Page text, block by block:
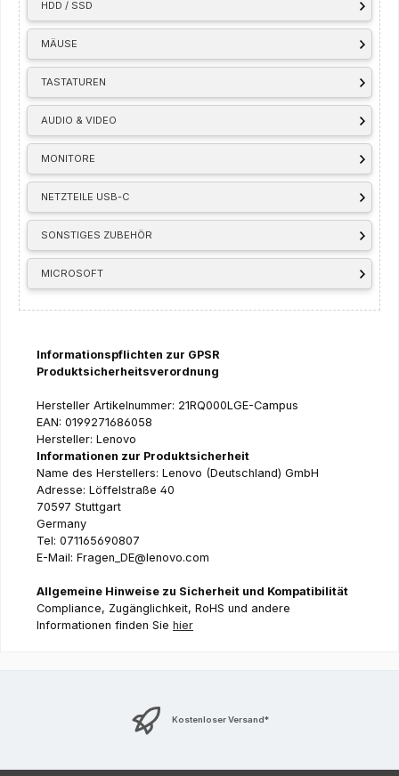
HDD / SSD
MÄUSE
TASTATUREN
AUDIO & VIDEO
MONITORE
NETZTEILE USB-C
SONSTIGES ZUBEHÖR
MICROSOFT
Informationspflichten zur GPSR
Produktsicherheitsverordnung
Hersteller Artikelnummer: 21RQ000LGE-Campus
EAN: 0199271686058
Hersteller: Lenovo
Informationen zur Produktsicherheit
Name des Herstellers: Lenovo (Deutschland) GmbH
Adresse: Löffelstraße 40
70597 Stuttgart
Germany
Tel: 071165690807
E-Mail: Fragen_DE@lenovo.com
Allgemeine Hinweise zu Sicherheit und Kompatibilität
Compliance, Zugänglichkeit, RoHS und andere
Informationen finden Sie hier
Kostenloser Versand*